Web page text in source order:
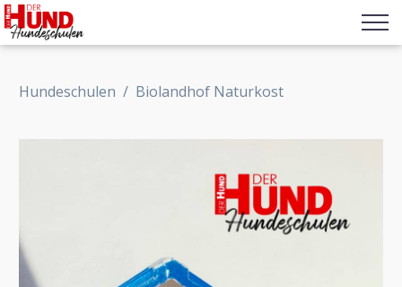
Hundeschulen / Biolandhof Naturkost